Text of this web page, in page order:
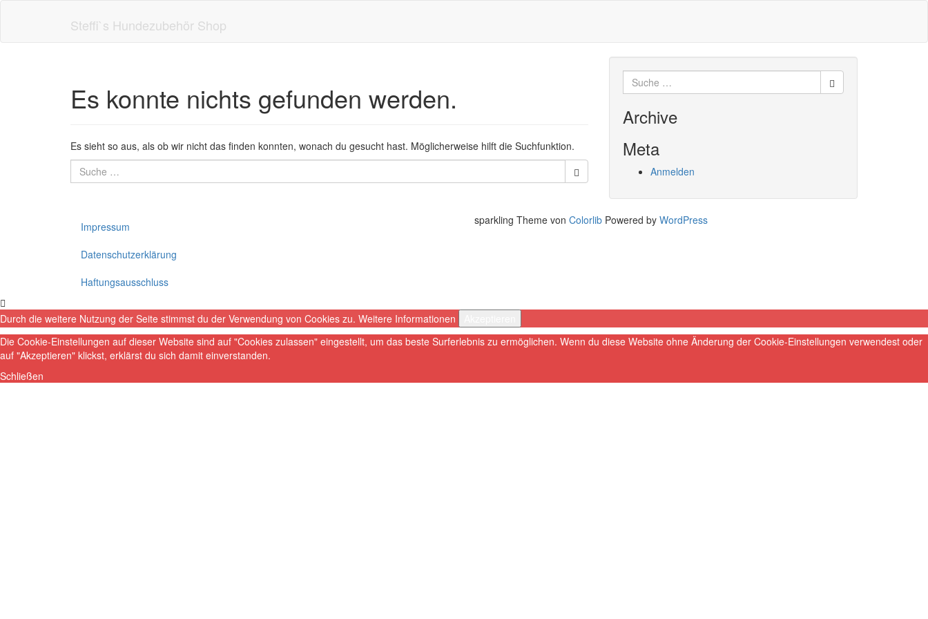
Steffi`s Hundezubehör Shop
Es konnte nichts gefunden werden.
Es sieht so aus, als ob wir nicht das finden konnten, wonach du gesucht hast. Möglicherweise hilft die Suchfunktion.
Suche
nach:
Suche
nach:
Archive
Meta
Anmelden
Impressum
Datenschutzerklärung
Haftungsausschluss
sparkling Theme von Colorlib Powered by WordPress
Durch die weitere Nutzung der Seite stimmst du der Verwendung von Cookies zu. Weitere Informationen
Die Cookie-Einstellungen auf dieser Website sind auf "Cookies zulassen" eingestellt, um das beste Surferlebnis zu ermöglichen. Wenn du diese Website ohne Änderung der Cookie-Einstellungen verwendest oder
auf "Akzeptieren" klickst, erklärst du sich damit einverstanden.
Schließen